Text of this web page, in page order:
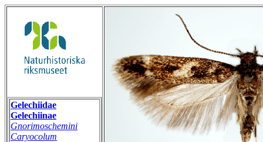
Gelechiidae
Gelechiinae
Gnorimoschemini
Caryocolum